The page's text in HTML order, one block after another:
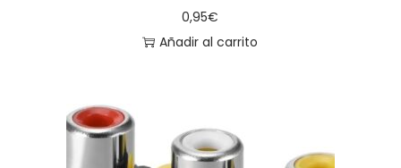
0,95€
Añadir al carrito